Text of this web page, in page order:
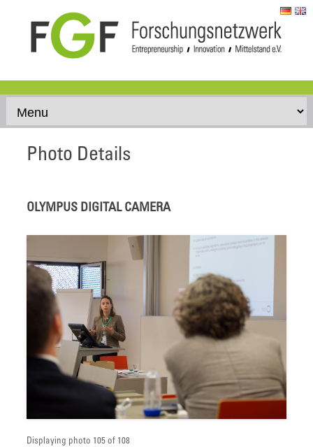
Skip to content
Photo Details
OLYMPUS DIGITAL CAMERA
Displaying photo 105 of 108